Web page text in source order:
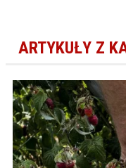
ARTYKUŁY Z